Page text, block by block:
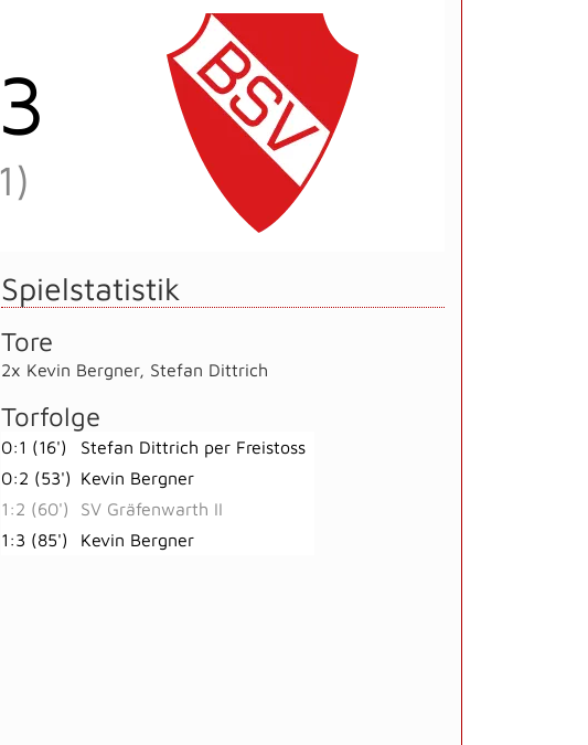
3
1)
Spielstatistik
Tore
2x Kevin Bergner, Stefan Dittrich
Torfolge
0:1 (16')
Stefan Dittrich per Freistoss
0:2 (53')
Kevin Bergner
1:2 (60')
SV Gräfenwarth II
1:3 (85')
Kevin Bergner